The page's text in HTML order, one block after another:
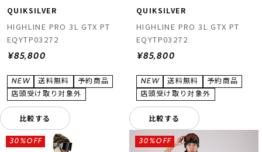
QUIKSILVER
HIGHLINE PRO 3L GTX PT
EQYTP03272
¥85,800
比較する
QUIKSILVER
HIGHLINE PRO 3L GTX PT
EQYTP03272
¥85,800
比較する
30%OFF 30%OFF